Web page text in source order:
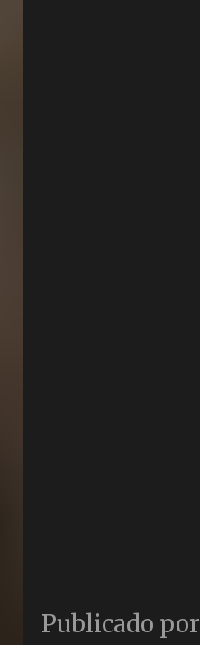
Publicado por